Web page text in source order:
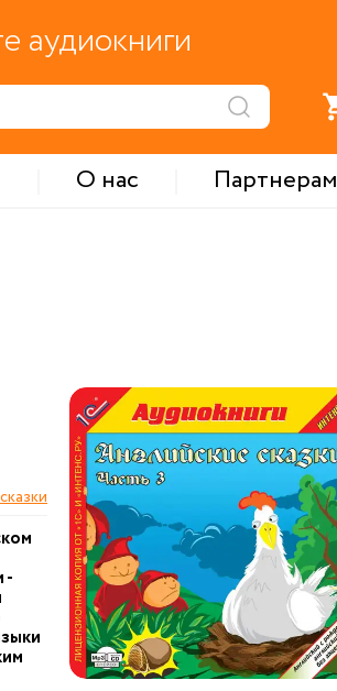
аудиокниги
О нас
Партнерам
-